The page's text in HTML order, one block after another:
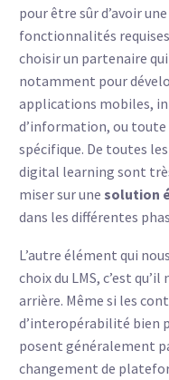
pour être sûr d’avoir
fonctionnalités
choisir un partenaire
notamment pour
applications mobiles,
d’information, ou
spécifique. De toutes
digital learning sont
miser sur une solution
dans les différentes
L’autre élément qui
choix du LMS, c’est
arrière. Même si les
d’interopérabilité bien
posent généralement
changement de